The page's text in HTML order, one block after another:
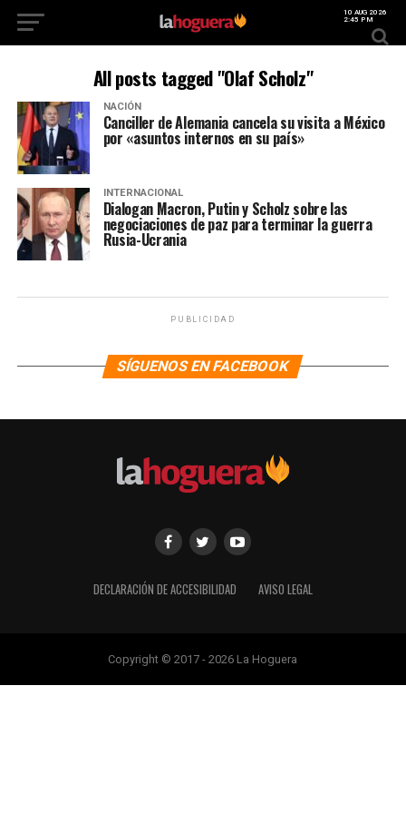
10 AUG 2026
2:45 PM
All posts tagged "Olaf Scholz"
NACIÓN
Canciller de Alemania cancela su visita a México
por «asuntos internos en su país»
INTERNACIONAL
Dialogan Macron, Putin y Scholz sobre las
negociaciones de paz para terminar la guerra
Rusia-Ucrania
PUBLICIDAD
SÍGUENOS EN FACEBOOK
DECLARACIÓN DE ACCESIBILIDAD AVISO LEGAL
Copyright © 2017 - 2026 La Hoguera